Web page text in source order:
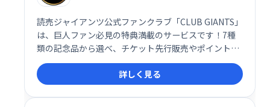
読売ジャイアンツ公式ファンクラブ「CLUB GIANTS」
は、巨人ファン必見の特典満載のサービスです！7種
類の記念品から選べ、チケット先行販売やポイント交
換による特典交換、イベント参加など、ファンを盛り
上げる企画が満載です。年会費は大人4,840円、子供
3,300円（税込）。巨人愛をさらに深めましょう！
詳しく見る